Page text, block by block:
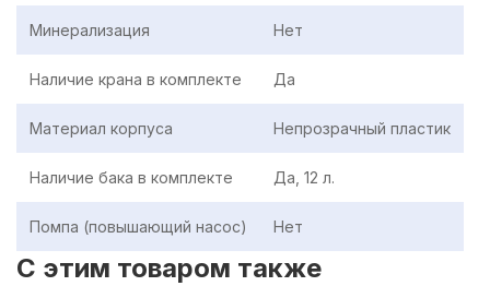
Минерализация Нет
Наличие крана в комплекте Да
Материал корпуса Непрозрачный пластик
Наличие бака в комплекте Да, 12 л.
Помпа (повышающий насос) Нет
C этим товаром также